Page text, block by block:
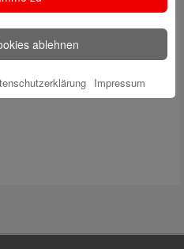
Adresse und meine Website in
speichern.
ablehnen
Impressum